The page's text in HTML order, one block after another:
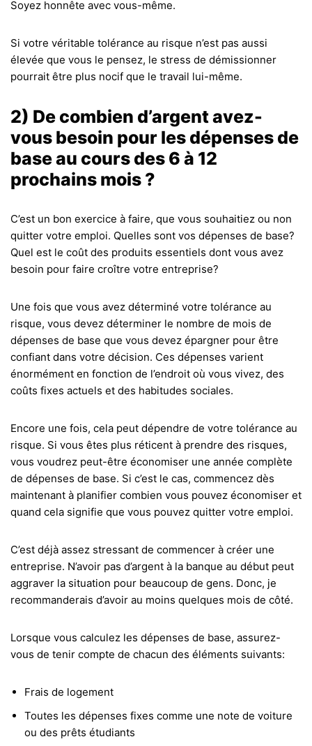
Soyez honnête avec vous-même.
Si votre véritable tolérance au risque n’est pas aussi
élevée que vous le pensez, le stress de démissionner
pourrait être plus nocif que le travail lui-même.
2) De combien d’argent avez-
vous besoin pour les dépenses de
base au cours des 6 à 12
prochains mois ?
C’est un bon exercice à faire, que vous souhaitiez ou non
quitter votre emploi. Quelles sont vos dépenses de base?
Quel est le coût des produits essentiels dont vous avez
besoin pour faire croître votre entreprise?
Une fois que vous avez déterminé votre tolérance au
risque, vous devez déterminer le nombre de mois de
dépenses de base que vous devez épargner pour être
confiant dans votre décision. Ces dépenses varient
énormément en fonction de l’endroit où vous vivez, des
coûts fixes actuels et des habitudes sociales.
Encore une fois, cela peut dépendre de votre tolérance au
risque. Si vous êtes plus réticent à prendre des risques,
vous voudrez peut-être économiser une année complète
de dépenses de base. Si c’est le cas, commencez dès
maintenant à planifier combien vous pouvez économiser et
quand cela signifie que vous pouvez quitter votre emploi.
C’est déjà assez stressant de commencer à créer une
entreprise. N’avoir pas d’argent à la banque au début peut
aggraver la situation pour beaucoup de gens. Donc, je
recommanderais d’avoir au moins quelques mois de côté.
Lorsque vous calculez les dépenses de base, assurez-
vous de tenir compte de chacun des éléments suivants:
Frais de logement
Toutes les dépenses fixes comme une note de voiture
ou des prêts étudiants